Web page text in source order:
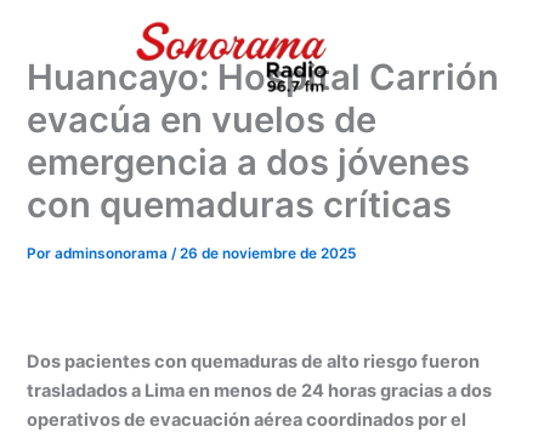
contenido
Huancayo: Hospital Carrión
evacúa en vuelos de
emergencia a dos jóvenes
con quemaduras críticas
Poradminsonorama/26 de noviembre de 2025
Dos pacientes con quemaduras de alto riesgo fueron
trasladados a Lima en menos de 24 horas gracias a dos
operativos de evacuación aérea coordinados por el